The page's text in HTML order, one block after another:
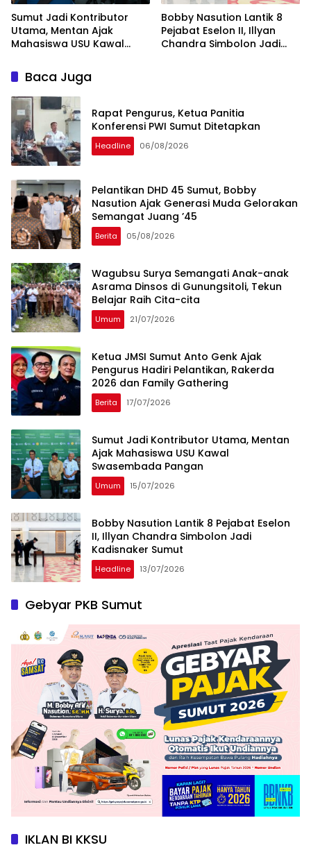
Sumut Jadi Kontributor
Utama, Mentan Ajak
Mahasiswa USU Kawal
Bobby Nasution Lantik 8
Pejabat Eselon II, Illyan
Chandra Simbolon Jadi
Baca Juga
Rapat Pengurus, Ketua Panitia
Konferensi PWI Sumut Ditetapkan
Headline 06/08/2026
Pelantikan DHD 45 Sumut, Bobby
Nasution Ajak Generasi Muda Gelorakan
Semangat Juang ’45
Berita 05/08/2026
Wagubsu Surya Semangati Anak-anak
Asrama Dinsos di Gunungsitoli, Tekun
Belajar Raih Cita-cita
Umum 21/07/2026
Ketua JMSI Sumut Anto Genk Ajak
Pengurus Hadiri Pelantikan, Rakerda
2026 dan Family Gathering
Berita 17/07/2026
Sumut Jadi Kontributor Utama, Mentan
Ajak Mahasiswa USU Kawal
Swasembada Pangan
Umum 15/07/2026
Bobby Nasution Lantik 8 Pejabat Eselon
II, Illyan Chandra Simbolon Jadi
Kadisnaker Sumut
Headline 13/07/2026
Gebyar PKB Sumut
IKLAN BI KKSU